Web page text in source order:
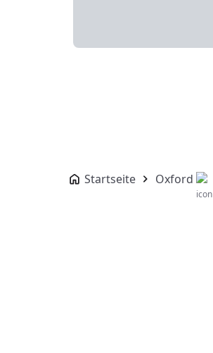
Startseite Oxford